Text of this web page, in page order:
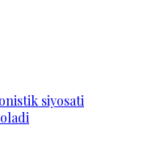
siyosati